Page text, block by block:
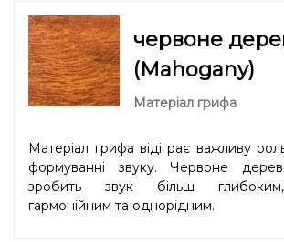
червоне
(Mahogany)
Матеріал грифа
Матеріал грифа відіграє важливу
формуванні звуку. Червоне
зробить звук більш
гармонійним та однорідним.